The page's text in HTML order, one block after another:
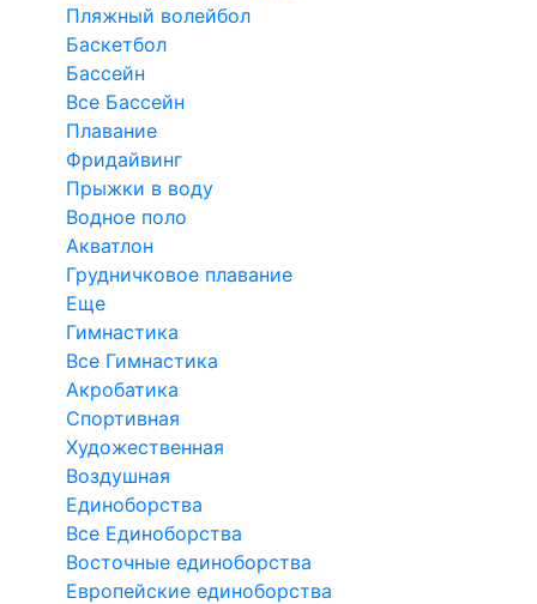
Пляжный волейбол
Баскетбол
Бассейн
Все Бассейн
Плавание
Фридайвинг
Прыжки в воду
Водное поло
Акватлон
Грудничковое плавание
Еще
Гимнастика
Все Гимнастика
Акробатика
Спортивная
Художественная
Воздушная
Единоборства
Все Единоборства
Восточные единоборства
Европейские единоборства